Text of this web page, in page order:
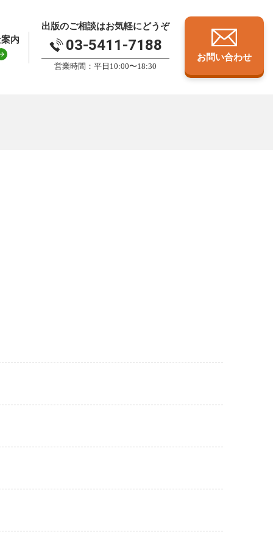
内
出版のご相談はお気軽にどうぞ
03-5411-7188
営業時間：平日10:00〜18:30
お問い合わせ